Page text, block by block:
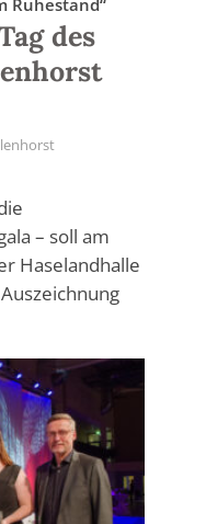
des
– soll am
Haselandhalle